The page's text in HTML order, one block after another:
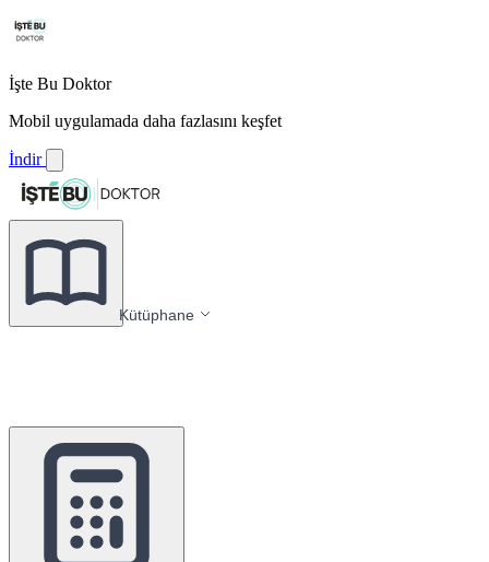
İşte Bu Doktor
Mobil uygulamada daha fazlasını keşfet
İndir
Kütüphane